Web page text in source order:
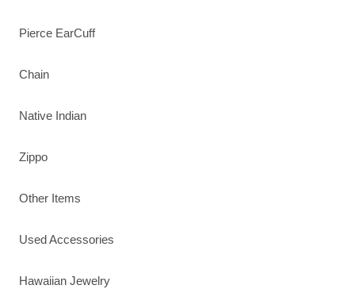
Pierce EarCuff
Chain
Native Indian
Zippo
Other Items
Used Accessories
Hawaiian Jewelry